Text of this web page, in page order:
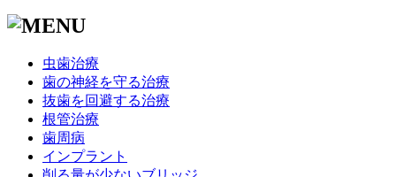
虫歯治療
歯の神経を守る治療
抜歯を回避する治療
根管治療
歯周病
インプラント